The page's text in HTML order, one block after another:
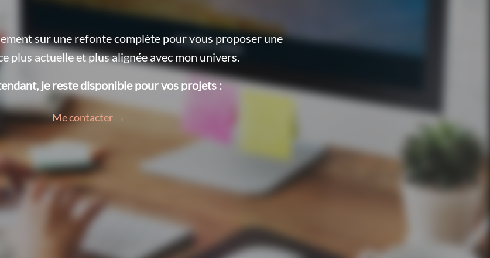
sur une refonte complète pour vous proposer une
plus actuelle et plus alignée avec mon univers.
je reste disponible pour vos projets :
Me contacter →